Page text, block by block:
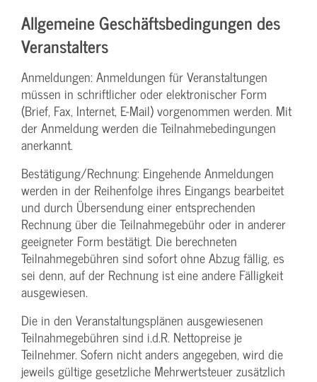
Allgemeine Geschäftsbedingungen des
Veranstalters
Anmeldungen: Anmeldungen für Veranstaltungen
müssen in schriftlicher oder elektronischer Form
(Brief, Fax, Internet, E-Mail) vorgenommen werden. Mit
der Anmeldung werden die Teilnahme­bedingungen
anerkannt.
Bestätigung­/Rechnung: Eingehende Anmeldungen
werden in der Reihenfolge ihres Eingangs bearbeitet
und durch Übersendung einer entsprechenden
Rechnung über die Teilnahmegebühr oder in anderer
geeigneter Form bestätigt. Die berechneten
Teilnahmegebühren sind sofort ohne Abzug fällig, es
sei denn, auf der Rechnung ist eine andere Fälligkeit
ausgewiesen.
Die in den Veranstaltungsplänen ausgewiesenen
Teilnahmegebühren sind i.d.R. Nettopreise je
Teilnehmer. Sofern nicht anders angegeben, wird die
jeweils gültige gesetzliche Mehrwertsteuer zusätzlich